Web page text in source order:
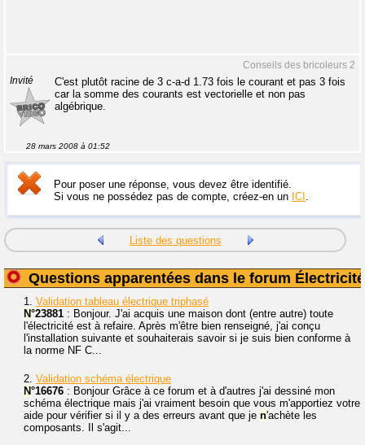
Conseils des bricoleurs 2
Invité
C'est plutôt racine de 3 c-a-d 1.73 fois le courant et pas 3 fois
car la somme des courants est vectorielle et non pas
algébrique.
28 mars 2008 à 01:52
Pour poser une réponse, vous devez être identifié.
Si vous ne possédez pas de compte, créez-en un ICI .
Liste des questions
Questions apparentées dans le forum Électricité
1. Validation tableau électrique triphasé
N°23881 : Bonjour. J'ai acquis une maison dont (entre autre) toute
l'électricité est à refaire. Après m'être bien renseigné, j'ai conçu
l'installation suivante et souhaiterais savoir si je suis bien conforme à
la norme NF C...
2. Validation schéma électrique
N°16676 : Bonjour Grâce à ce forum et à d'autres j'ai dessiné mon
schéma électrique mais j'ai vraiment besoin que vous m'apportiez votre
aide pour vérifier si il y a des erreurs avant que je n'achète les
composants. Il s'agit...